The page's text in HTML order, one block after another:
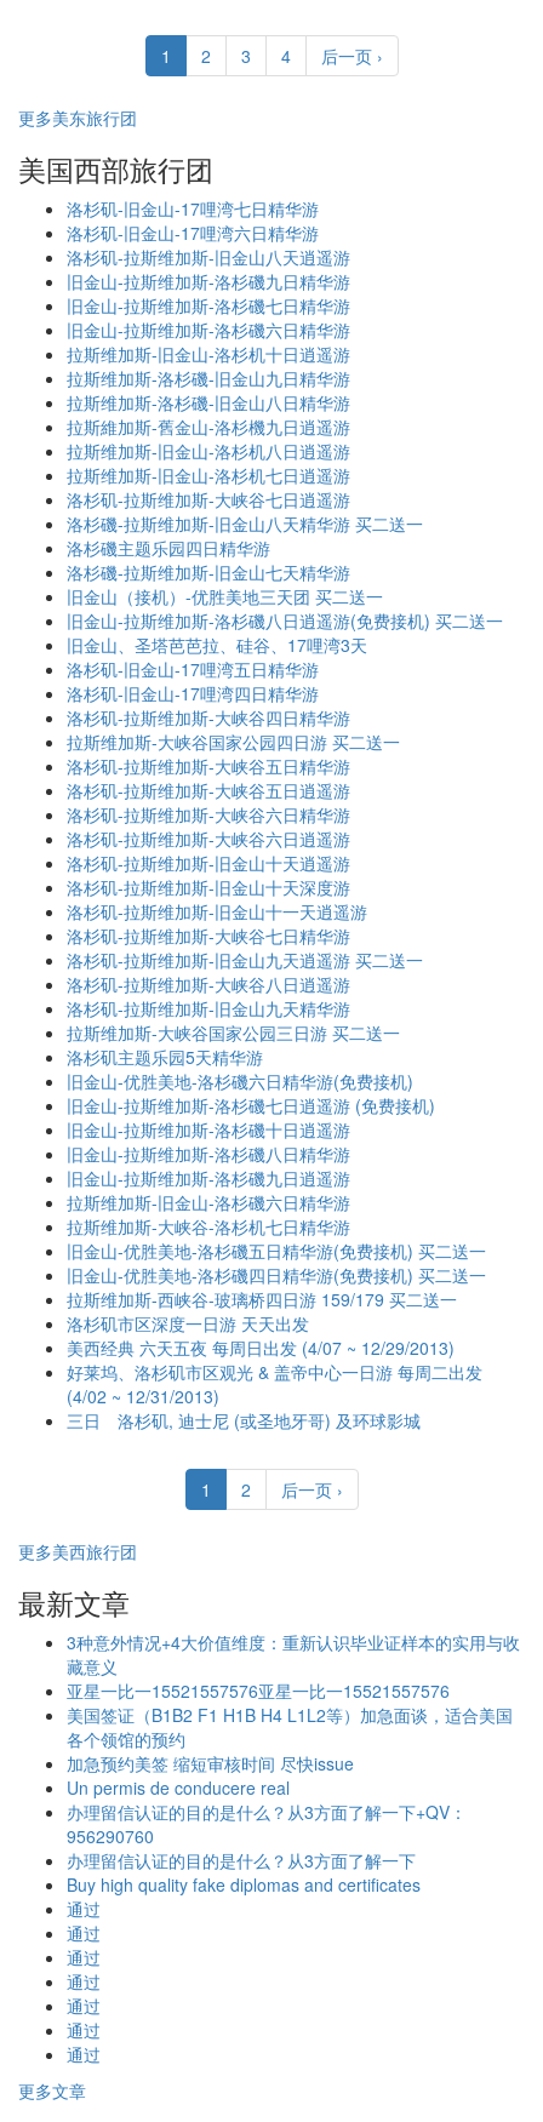
1 2 3 4 后一页 ›
更多美东旅行团
美国西部旅行团
洛杉矶-旧金山-17哩湾七日精华游
洛杉矶-旧金山-17哩湾六日精华游
洛杉矶-拉斯维加斯-旧金山八天逍遥游
旧金山-拉斯维加斯-洛杉磯九日精华游
旧金山-拉斯维加斯-洛杉磯七日精华游
旧金山-拉斯维加斯-洛杉磯六日精华游
拉斯维加斯-旧金山-洛杉机十日逍遥游
拉斯维加斯-洛杉磯-旧金山九日精华游
拉斯维加斯-洛杉磯-旧金山八日精华游
拉斯維加斯-舊金山-洛杉機九日逍遥游
拉斯维加斯-旧金山-洛杉机八日逍遥游
拉斯维加斯-旧金山-洛杉机七日逍遥游
洛杉矶-拉斯维加斯-大峡谷七日逍遥游
洛杉磯-拉斯维加斯-旧金山八天精华游 买二送一
洛杉磯主题乐园四日精华游
洛杉磯-拉斯维加斯-旧金山七天精华游
旧金山（接机）-优胜美地三天团 买二送一
旧金山-拉斯维加斯-洛杉磯八日逍遥游(免费接机) 买二送一
旧金山、圣塔芭芭拉、硅谷、17哩湾3天
洛杉矶-旧金山-17哩湾五日精华游
洛杉矶-旧金山-17哩湾四日精华游
洛杉矶-拉斯维加斯-大峡谷四日精华游
拉斯维加斯-大峡谷国家公园四日游 买二送一
洛杉矶-拉斯维加斯-大峡谷五日精华游
洛杉矶-拉斯维加斯-大峡谷五日逍遥游
洛杉矶-拉斯维加斯-大峡谷六日精华游
洛杉矶-拉斯维加斯-大峡谷六日逍遥游
洛杉矶-拉斯维加斯-旧金山十天逍遥游
洛杉矶-拉斯维加斯-旧金山十天深度游
洛杉矶-拉斯维加斯-旧金山十一天逍遥游
洛杉矶-拉斯维加斯-大峡谷七日精华游
洛杉矶-拉斯维加斯-旧金山九天逍遥游 买二送一
洛杉矶-拉斯维加斯-大峡谷八日逍遥游
洛杉矶-拉斯维加斯-旧金山九天精华游
拉斯维加斯-大峡谷国家公园三日游 买二送一
洛杉矶主题乐园5天精华游
旧金山-优胜美地-洛杉磯六日精华游(免费接机)
旧金山-拉斯维加斯-洛杉磯七日逍遥游 (免费接机)
旧金山-拉斯维加斯-洛杉磯十日逍遥游
旧金山-拉斯维加斯-洛杉磯八日精华游
旧金山-拉斯维加斯-洛杉磯九日逍遥游
拉斯维加斯-旧金山-洛杉磯六日精华游
拉斯维加斯-大峡谷-洛杉机七日精华游
旧金山-优胜美地-洛杉磯五日精华游(免费接机) 买二送一
旧金山-优胜美地-洛杉磯四日精华游(免费接机) 买二送一
拉斯维加斯-西峡谷-玻璃桥四日游 159/179 买二送一
洛杉矶市区深度一日游 天天出发
美西经典 六天五夜 每周日出发 (4/07 ~ 12/29/2013)
好莱坞、洛杉矶市区观光 & 盖帝中心一日游 每周二出发
(4/02 ~ 12/31/2013)
三日 洛杉矶, 迪士尼 (或圣地牙哥) 及环球影城
1 2 后一页 ›
更多美西旅行团
最新文章
3种意外情况+4大价值维度：重新认识毕业证样本的实用与收
藏意义
亚星一比一15521557576亚星一比一15521557576
美国签证（B1B2 F1 H1B H4 L1L2等）加急面谈，适合美国
各个领馆的预约
加急预约美签 缩短审核时间 尽快issue
Un permis de conducere real
办理留信认证的目的是什么？从3方面了解一下+QV：
956290760
办理留信认证的目的是什么？从3方面了解一下
Buy high quality fake diplomas and certificates
通过
通过
通过
通过
通过
通过
通过
更多文章